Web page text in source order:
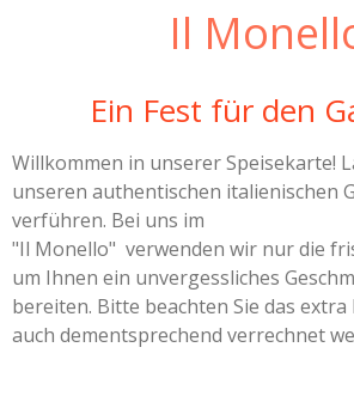
Il
Ein Fest für den
Willkommen in unserer Speisekarte!
unseren authentischen italienischen
verführen. Bei uns im
"Il Monello" verwenden wir nur die
um Ihnen ein unvergessliches
bereiten. Bitte beachten Sie das
auch dementsprechend verrechnet